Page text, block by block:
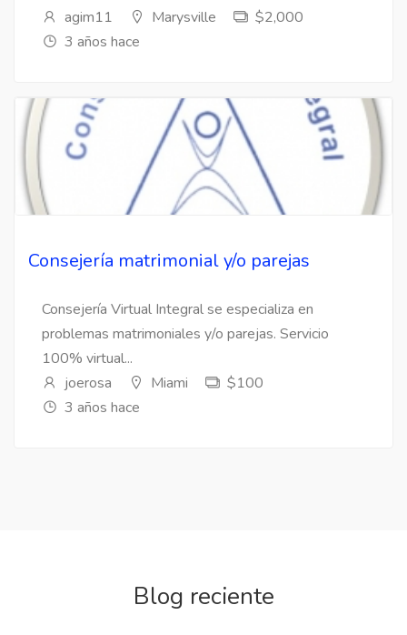
agim11
Marysville
$2,000
3 años hace
Consejería matrimonial y/o parejas
Consejería Virtual Integral se especializa en
problemas matrimoniales y/o parejas. Servicio
100% virtual...
joerosa
Miami
$100
3 años hace
Blog reciente